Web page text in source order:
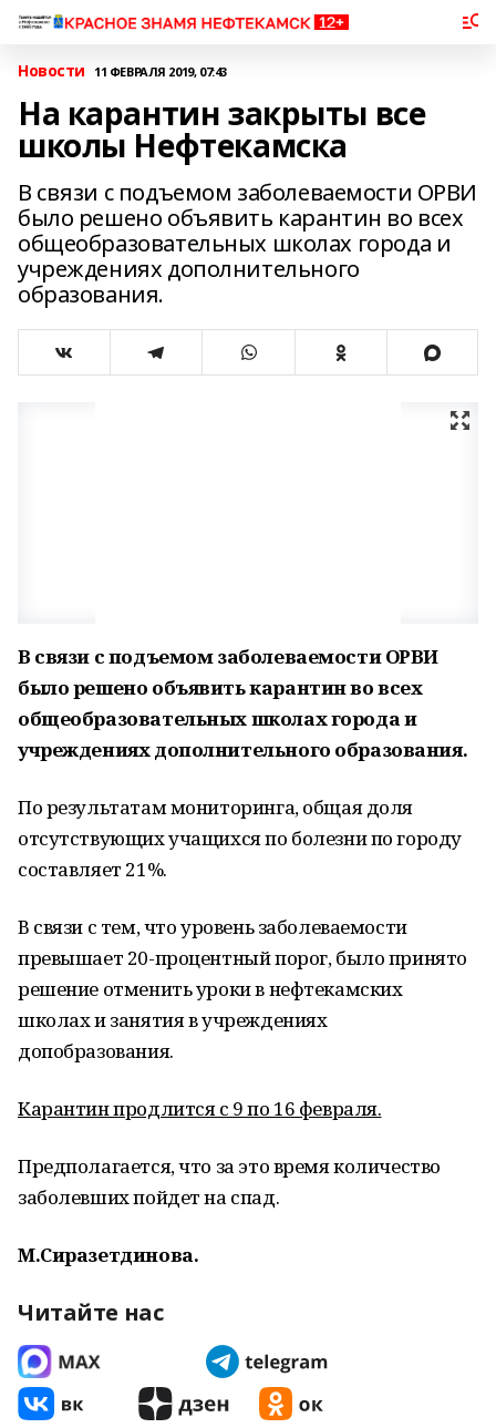
Новости 11 ФЕВРАЛЯ 2019, 07:43
На карантин закрыты все
школы Нефтекамска
В связи с подъемом заболеваемости ОРВИ
было решено объявить карантин во всех
общеобразовательных школах города и
учреждениях дополнительного
образования.
В связи с подъемом заболеваемости ОРВИ
было решено объявить карантин во всех
общеобразовательных школах города и
учреждениях дополнительного образования.
По результатам мониторинга, общая доля
отсутствующих учащихся по болезни по городу
составляет 21%.
В связи с тем, что уровень заболеваемости
превышает 20-процентный порог, было принято
решение отменить уроки в нефтекамских
школах и занятия в учреждениях
допобразования.
Карантин продлится с 9 по 16 февраля.
Предполагается, что за это время количество
заболевших пойдет на спад.
М.Сиразетдинова.
Читайте нас